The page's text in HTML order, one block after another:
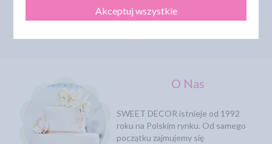
DO KOSZYKA DO KOSZYKA
O Nas
SWEET DECOR istnieje od 1992
roku na Polskim rynku. Od samego
początku zajmujemy się
Akceptuj wszystkie